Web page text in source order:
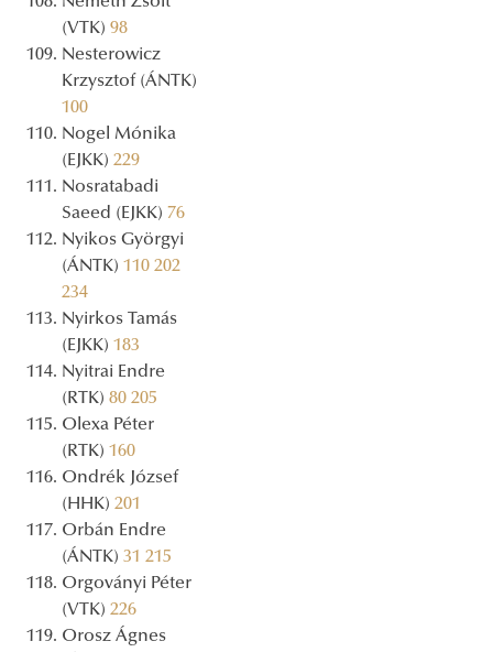
(VTK) 98
Nesterowicz
Krzysztof (ÁNTK)
100
Nogel Mónika
(EJKK) 229
Nosratabadi
Saeed (EJKK) 76
Nyikos Györgyi
(ÁNTK) 110 202
234
Nyirkos Tamás
(EJKK) 183
Nyitrai Endre
(RTK) 80 205
Olexa Péter
(RTK) 160
Ondrék József
(HHK) 201
Orbán Endre
(ÁNTK) 31 215
Orgoványi Péter
(VTK) 226
Orosz Ágnes